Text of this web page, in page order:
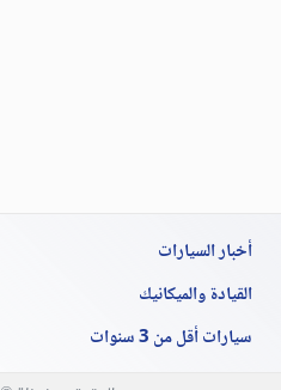
أخبار السيارات
القيادة والميكانيك
سيارات أقل من 3 سنوات